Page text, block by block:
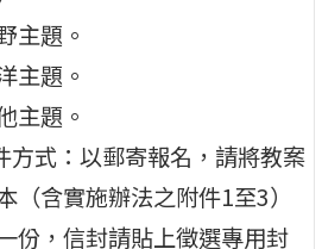
主題。
主題。
主題。
方式：以郵寄報名，請將教案
（含實施辦法之附件1至3）
份，信封請貼上徵選專用封